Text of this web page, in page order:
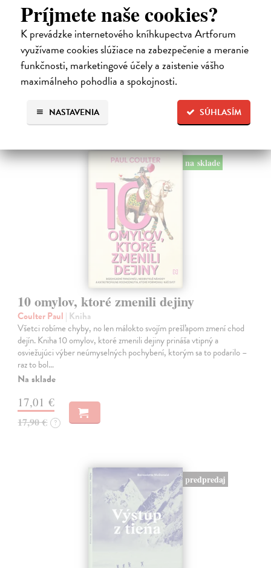
Príjmete naše cookies?
K prevádzke internetového kníhkupectva Artforum
využívame cookies slúžiace na zabezpečenie a meranie
funkčnosti, marketingové účely a zaistenie vášho
maximálneho pohodlia a spokojnosti.
SÚHLASÍM
NASTAVENIA
Cogitore Baptiste| Kniha
Neuvěřitelný příběh mladičkého „básníka z Terezína“ Hanuše
Hachenburga (1929–1944). Baptiste Cogitore jemně, s velkou
empatií proniká do krátkého, pohnutého a přitom bohatého života
židovského chlapce…
Zasielame do 12 dní
18,20 € ?
na sklade
10 omylov, ktoré zmenili dejiny
Coulter Paul | Kniha
Všetci robíme chyby, no len málokto svojím prešľapom zmení chod
dejín. Kniha 10 omylov, ktoré zmenili dejiny prináša vtipný a
osviežujúci výber neúmyselných pochybení, ktorým sa to podarilo –
raz to bol…
Na sklade
17,01 €
17,90 € ?
predpredaj